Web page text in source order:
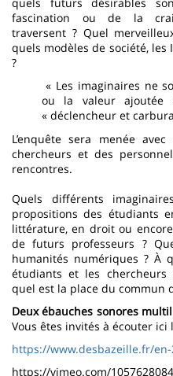
quels futurs désirables
fascination ou de la
traversent ? Quel
quels modèles de société,
?
« Les imaginaires ne
ou la valeur ajoutée
« déclencheur et
L’enquête sera menée
chercheurs et des
rencontres.
Quels différents
propositions des étudiants
littérature, en droit ou
de futurs professeurs ?
humanités numériques ? À
étudiants et les
quel est la place du commun
Deux ébauches sonores
Vous êtes invités à écouter ici
https://www.desbazeille.fr/
https://vimeo.com/1057628084